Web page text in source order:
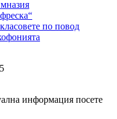
по повод
информация посете